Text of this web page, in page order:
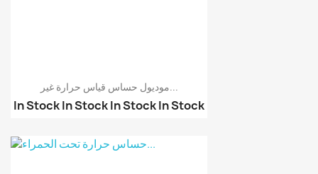
موديول حساس قياس حرارة غير...
In StockIn StockIn StockIn Stock